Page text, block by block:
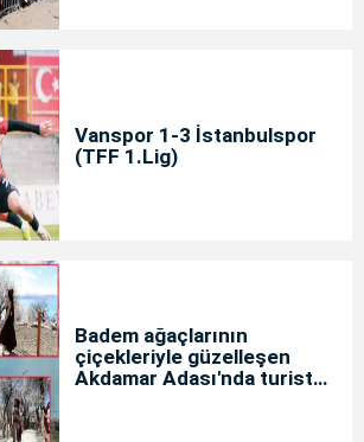
Vanspor 1-3 İstanbulspor
(TFF 1.Lig)
Badem ağaçlarının
çiçekleriyle güzelleşen
Akdamar Adası'nda turist